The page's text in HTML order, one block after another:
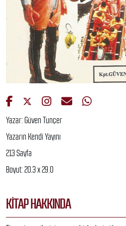
Yazar: Güven Tunçer
Yazarın Kendi Yayını
213 Sayfa
Boyut: 20.3 x 29.0
KITAP HAKKINDA